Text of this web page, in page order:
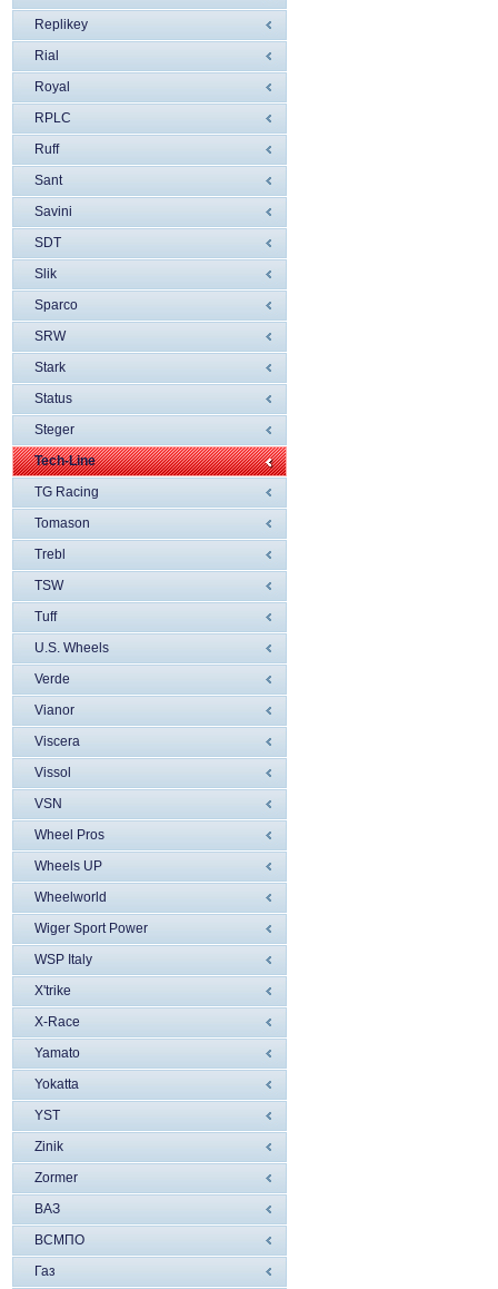
Replikey
Rial
Royal
RPLC
Ruff
Sant
Savini
SDT
Slik
Sparco
SRW
Stark
Status
Steger
Tech-Line
TG Racing
Tomason
Trebl
TSW
Tuff
U.S. Wheels
Verde
Vianor
Viscera
Vissol
VSN
Wheel Pros
Wheels UP
Wheelworld
Wiger Sport Power
WSP Italy
X'trike
X-Race
Yamato
Yokatta
YST
Zinik
Zormer
ВАЗ
ВСМПО
Газ